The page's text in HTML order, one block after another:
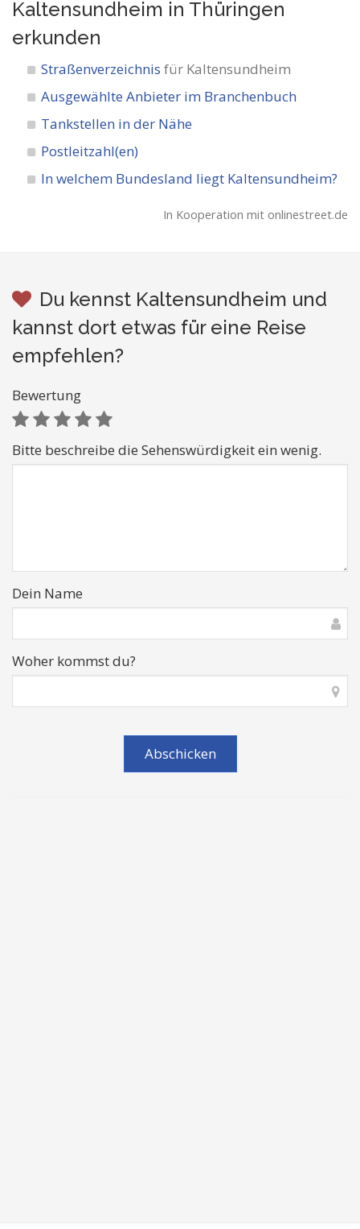
Kaltensundheim in Thüringen
erkunden
Straßenverzeichnis für Kaltensundheim
Ausgewählte Anbieter im Branchenbuch
Tankstellen in der Nähe
Postleitzahl(en)
In welchem Bundesland liegt Kaltensundheim?
In Kooperation mit onlinestreet.de
Du kennst Kaltensundheim und
kannst dort etwas für eine Reise
empfehlen?
Bewertung
Bitte beschreibe die Sehenswürdigkeit ein wenig.
Dein Name
Woher kommst du?